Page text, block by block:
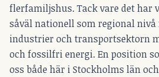
flerfamiljshus. Tack vare det har
såväl nationell som regional nivå
industrier och transportsektorn
och fossilfri energi. En position
oss både här i Stockholms län